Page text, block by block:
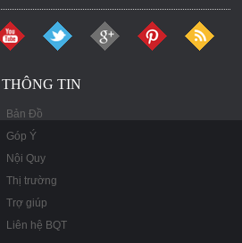
THÔNG TIN
Bản Đồ
Góp Ý
Nội Quy
Thị trường
Trợ giúp
Liên hệ BQT